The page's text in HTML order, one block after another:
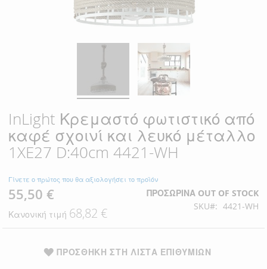
InLight Κρεμαστό φωτιστικό από
καφέ σχοινί και λευκό μέταλλο
1XE27 D:40cm 4421-WH
Γίνετε ο πρώτος που θα αξιολογήσει το προϊόν
Ειδική
Τιμή
55,50 €
Κανονική τιμή 68,82 €
ΠΡΟΣΩΡΙΝΆ OUT OF STOCK
SKU
4421-WH
ΠΡΟΣΘΉΚΗ ΣΤΗ ΛΊΣΤΑ ΕΠΙΘΥΜΙΏΝ